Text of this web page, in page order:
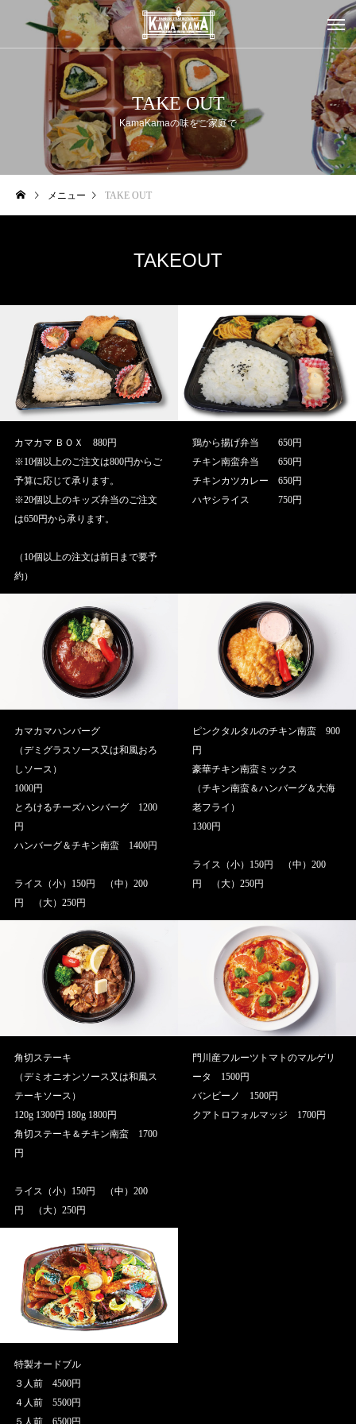
TAKE OUT
KamaKamaの味をご家庭で
メニュー TAKE OUT
TAKEOUT
カマカマ ＢＯＸ 880円
※10個以上のご注文は800円からご
予算に応じて承ります。
※20個以上のキッズ弁当のご注文
は650円から承ります。
（10個以上の注文は前日まで要予
約）
鶏から揚げ弁当 650円
チキン南蛮弁当 650円
チキンカツカレー 650円
ハヤシライス 750円
カマカマハンバーグ
（デミグラスソース又は和風おろ
しソース）
1000円
とろけるチーズハンバーグ 1200
円
ハンバーグ＆チキン南蛮 1400円
ライス（小）150円 （中）200
円 （大）250円
ピンクタルタルのチキン南蛮 900
円
豪華チキン南蛮ミックス
（チキン南蛮＆ハンバーグ＆大海
老フライ）
1300円
ライス（小）150円 （中）200
円 （大）250円
角切ステーキ
（デミオニオンソース又は和風ス
テーキソース）
120g 1300円 180g 1800円
角切ステーキ＆チキン南蛮 1700
円
ライス（小）150円 （中）200
円 （大）250円
門川産フルーツトマトのマルゲリ
ータ 1500円
バンビーノ 1500円
クアトロフォルマッジ 1700円
特製オードブル
３人前 4500円
４人前 5500円